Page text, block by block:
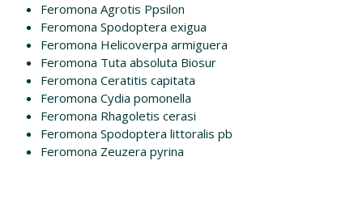
Feromona Agrotis Ppsilon
Feromona Spodoptera exigua
Feromona Helicoverpa armiguera
Feromona Tuta absoluta Biosur
Feromona Ceratitis capitata
Feromona Cydia pomonella
Feromona Rhagoletis cerasi
Feromona Spodoptera littoralis pb
Feromona Zeuzera pyrina